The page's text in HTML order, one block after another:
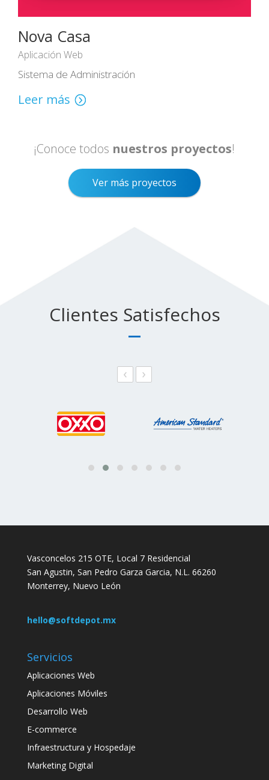
Nova Casa
Aplicación Web
Sistema de Administración
Leer más
¡Conoce todos nuestros proyectos!
Ver más proyectos
Clientes Satisfechos
‹ ›
Vasconcelos 215 OTE, Local 7 Residencial
San Agustin, San Pedro Garza Garcia, N.L. 66260
Monterrey, Nuevo León
hello@softdepot.mx
Servicios
Aplicaciones Web
Aplicaciones Móviles
Desarrollo Web
E-commerce
Infraestructura y Hospedaje
Marketing Digital